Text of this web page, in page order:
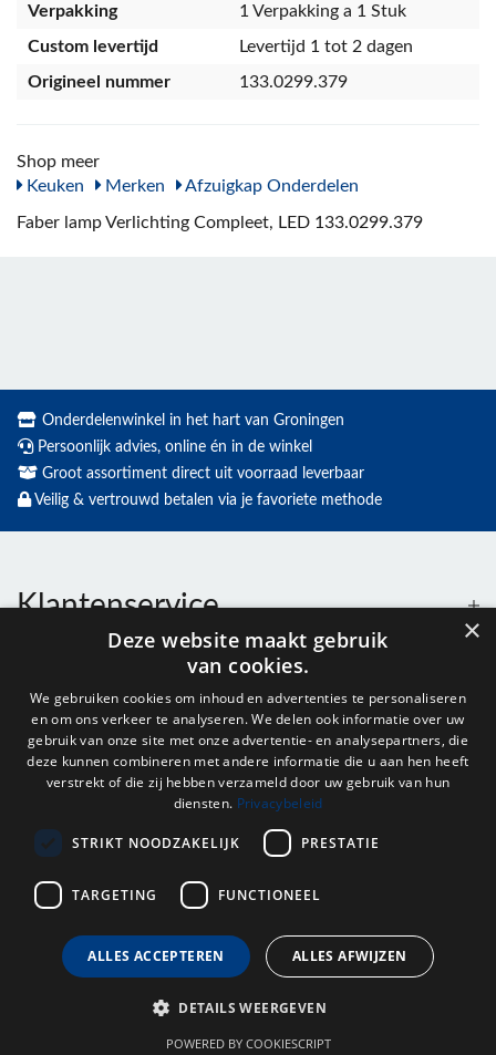
Verpakking
1 Verpakking a 1 Stuk
Custom levertijd
Levertijd 1 tot 2 dagen
Origineel nummer
133.0299.379
Shop meer
Keuken
Merken Afzuigkap Onderdelen
Faber lamp Verlichting Compleet, LED 133.0299.379
Onderdelenwinkel in het hart van Groningen
Persoonlijk advies, online én in de winkel
Groot assortiment direct uit voorraad leverbaar
Veilig & vertrouwd betalen via je favoriete methode
Klantenservice
Openingstijden
Nieuwsbrief
×
Deze website maakt gebruik
van cookies.
We gebruiken cookies om inhoud en advertenties te personaliseren
en om ons verkeer te analyseren. We delen ook informatie over uw
gebruik van onze site met onze advertentie- en analysepartners, die
deze kunnen combineren met andere informatie die u aan hen heeft
verstrekt of die zij hebben verzameld door uw gebruik van hun
diensten. Privacybeleid
STRIKT NOODZAKELIJK PRESTATIE
TARGETING FUNCTIONEEL
ALLES ACCEPTEREN ALLES AFWIJZEN
DETAILS WEERGEVEN
POWERED BY COOKIESCRIPT